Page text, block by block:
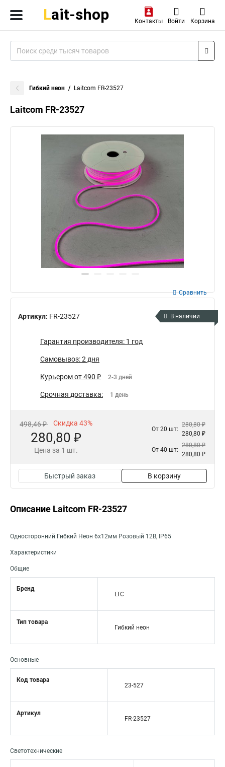
Контакты Войти Корзина
Гибкий неон Laitcom FR-23527
Laitcom FR-23527
Артикул: FR-23527
Сравнить
В наличии
Гарантия производителя: 1 год
Самовывоз: 2 дня
Курьером от 490 ₽ 2-3 дней
Срочная доставка: 1 день
498,46 ₽ Скидка 43%
280,80 ₽
Цена за 1 шт.
От 20 шт:
280,80 ₽
280,80 ₽
От 40 шт:
280,80 ₽
280,80 ₽
Быстрый заказ В корзину
Описание Laitcom FR-23527
Односторонний Гибкий Неон 6х12мм Розовый 12В, IP65
Характеристики
Общие
Бренд
LTC
Тип товара
Гибкий неон
Основные
Код товара
23-527
Артикул
FR-23527
Светотехнические